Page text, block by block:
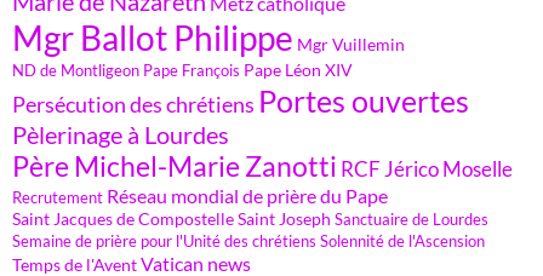
Mgr Ballot Philippe Mgr Vuillemin
ND de Montligeon Pape François Pape Léon XIV
Persécution des chrétiens Portes ouvertes
Pèlerinage à Lourdes
Père Michel-Marie Zanotti RCF Jérico Moselle
Recrutement Réseau mondial de prière du Pape
Saint Jacques de CompostelleSaint Joseph Sanctuaire de Lourdes
Semaine de prière pour l'Unité des chrétiens Solennité de l'Ascension
Temps de l'AventVatican news